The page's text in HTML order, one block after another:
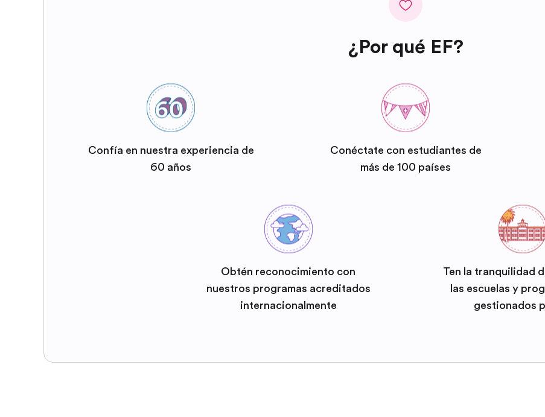
¿Por qué EF?
Confía en nuestra experiencia de
60 años
Conéctate con estudiantes de
más de 100 países
Obtén reconocimiento con
nuestros programas acreditados
internacionalmente
Ten la tranquilidad
las escuelas y
gestionados